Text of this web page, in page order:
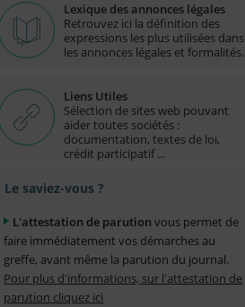
Lexique des annonces légales
Retrouvez ici la définition des
expressions les plus utilisées dans
les annonces légales et formalités.
Liens Utiles
Sélection de sites web pouvant
aider toutes sociétés :
documentation, textes de loi,
crédit participatif ...
Le saviez-vous ?
L'attestation de parution vous permet de
faire immédiatement vos démarches au
greffe, avant même la parution du journal.
Pour plus d'informations, sur l'attestation de
parution cliquez ici